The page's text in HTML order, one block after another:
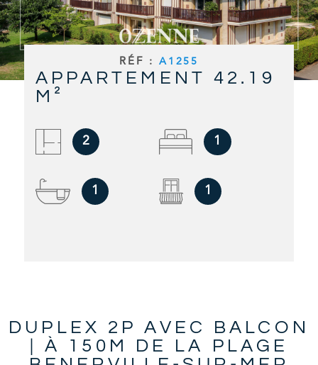
ALERTE
RÉF : A1255
APPARTEMENT 42.19
M²
2 1
1 1
DUPLEX 2P AVEC BALCON
| À 150M DE LA PLAGE